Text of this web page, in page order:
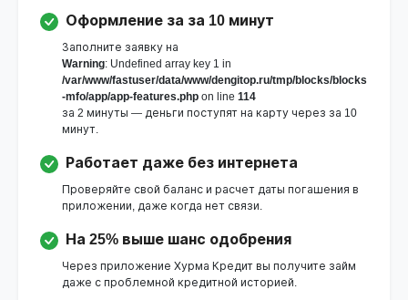
Оформление за за 10 минут
Заполните заявку на
Warning: Undefined array key 1 in
/var/www/fastuser/data/www/dengitop.ru/tmp/blocks/blocks
-mfo/app/app-features.php on line 114
за 2 минуты — деньги поступят на карту через за 10
минут.
Работает даже без интернета
Проверяйте свой баланс и расчет даты погашения в
приложении, даже когда нет связи.
На 25% выше шанс одобрения
Через приложение Хурма Кредит вы получите займ
даже с проблемной кредитной историей.